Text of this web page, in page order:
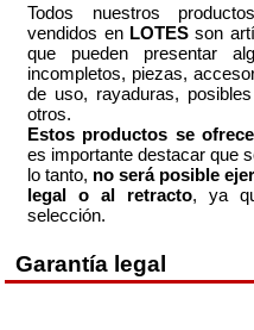
Todos nuestros
vendidos en LOTESson
que pueden presentar
incompletos, piezas,
de uso, rayaduras,
otros.
Estos productos se
es importante destacar que
lo tanto, no será posible
legal o al retracto, ya
selección.
Garantía legal